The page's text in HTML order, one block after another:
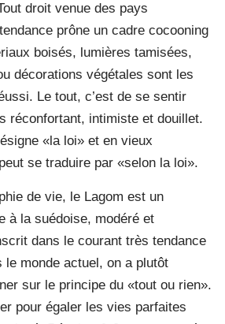
droit venue des pays
prône un cadre cocooning
boisés, lumières tamisées,
décorations végétales sont les
Le tout, c’est de se sentir
réconfortant, intimiste et douillet.
«la loi» et en vieux
se traduire par «selon la loi».
de vie, le Lagom est un
à la suédoise, modéré et
dans le courant très tendance
le monde actuel, on a plutôt
sur le principe du «tout ou rien».
pour égaler les vies parfaites